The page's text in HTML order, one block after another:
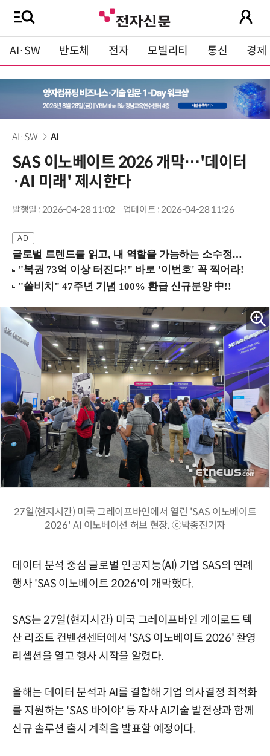
AI·SW 반도체 전자 모빌리티 통신 경제
AI·SW AI
SAS 이노베이트 2026 개막…'데이터
·AI 미래' 제시한다
발행일 : 2026-04-28 11:02 업데이트 : 2026-04-28 11:26
글로벌 트렌드를 읽고, 내 역할을 가늠하는 소수정예 실습 워크숍 (8/28 신논현역)
27일(현지시간) 미국 그레이프바인에서 열린 'SAS 이노베이트
2026' AI 이노베이션 허브 현장. ⓒ박종진기자
데이터 분석 중심 글로벌 인공지능(AI) 기업 SAS의 연례
행사 'SAS 이노베이트 2026'이 개막했다.
SAS는 27일(현지시간) 미국 그레이프바인 게이로드 텍
산 리조트 컨벤션센터에서 'SAS 이노베이트 2026' 환영
리셉션을 열고 행사 시작을 알렸다.
올해는 데이터 분석과 AI를 결합해 기업 의사결정 최적화
를 지원하는 'SAS 바이야' 등 자사 AI기술 발전상과 함께
신규 솔루션 출시 계획을 발표할 예정이다.